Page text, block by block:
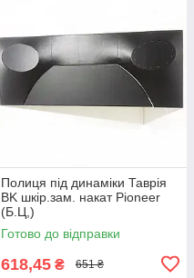
Полиця під динаміки Таврія
BK шкір.зам. накат Pioneer
(Б.Ц,)
Готово до відправки
618,45 ₴ 651 ₴